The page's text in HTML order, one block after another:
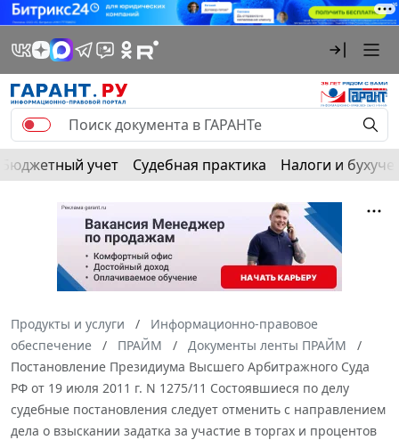
Бюджетный учет Судебная практика Налоги и
Продукты и услуги
Информационно-правовое
обеспечение
ПРАЙМ
Документы ленты ПРАЙМ
Постановление Президиума Высшего Арбитражного Суда
РФ от 19 июля 2011 г. N 1275/11 Состоявшиеся по делу
судебные постановления следует отменить с направлением
дела о взыскании задатка за участие в торгах и процентов